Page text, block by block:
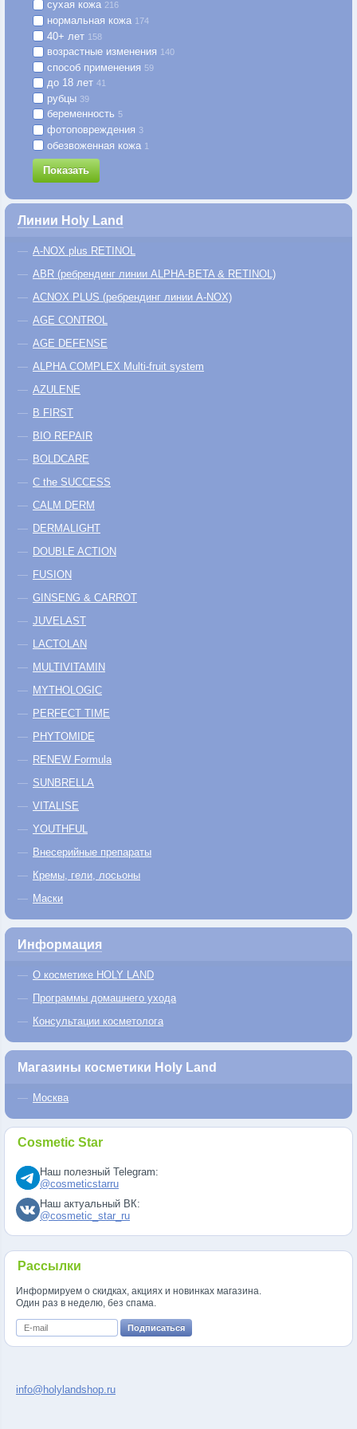
сухая кожа 216
нормальная кожа 174
40+ лет 158
возрастные изменения 140
способ применения 59
до 18 лет 41
рубцы 39
беременность 5
фотоповреждения 3
обезвоженная кожа 1
Показать
Линии Holy Land
A-NOX plus RETINOL
ABR (ребрендинг линии ALPHA-BETA & RETINOL)
ACNOX PLUS (ребрендинг линии A-NOX)
AGE CONTROL
AGE DEFENSE
ALPHA COMPLEX Multi-fruit system
AZULENE
B FIRST
BIO REPAIR
BOLDCARE
C the SUCCESS
CALM DERM
DERMALIGHT
DOUBLE ACTION
FUSION
GINSENG & CARROT
JUVELAST
LACTOLAN
MULTIVITAMIN
MYTHOLOGIC
PERFECT TIME
PHYTOMIDE
RENEW Formula
SUNBRELLA
VITALISE
YOUTHFUL
Внесерийные препараты
Кремы, гели, лосьоны
Маски
Информация
О косметике HOLY LAND
Программы домашнего ухода
Консультации косметолога
Магазины косметики Holy Land
Москва
Cosmetic Star
Наш полезный Telegram:
@cosmeticstarru
Наш актуальный ВК:
@cosmetic_star_ru
Рассылки
Информируем о скидках, акциях и новинках магазина.
Один раз в неделю, без спама.
info@holylandshop.ru